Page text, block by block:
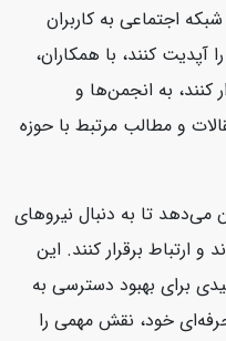
اجتماعی به کاربران
کنند، با همکاران،
به انجمن‌ها و
و مطالب مرتبط با حوزه
می‌دهد تا به دنبال نیروهای
ارتباط برقرار کنند. این
برای بهبود دسترسی به
خود، نقش مهمی را